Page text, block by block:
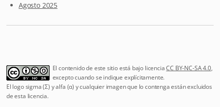
Agosto 2025
El contenido de este sitio está bajo licenciaCC BY-NC-SA 4.0,
excepto cuando se indique explícitamente.
El logo sigma (Σ) y alfa (α) y cualquier imagen que lo contenga están excluidos
de esta licencia.